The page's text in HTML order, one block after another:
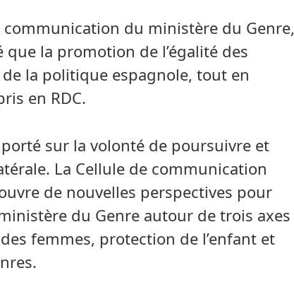
communication du ministère du Genre,
que la promotion de l’égalité des
la politique espagnole, tout en
en RDC.
sur la volonté de poursuivre et
La Cellule de communication
de nouvelles perspectives pour
du Genre autour de trois axes
femmes, protection de l’enfant et